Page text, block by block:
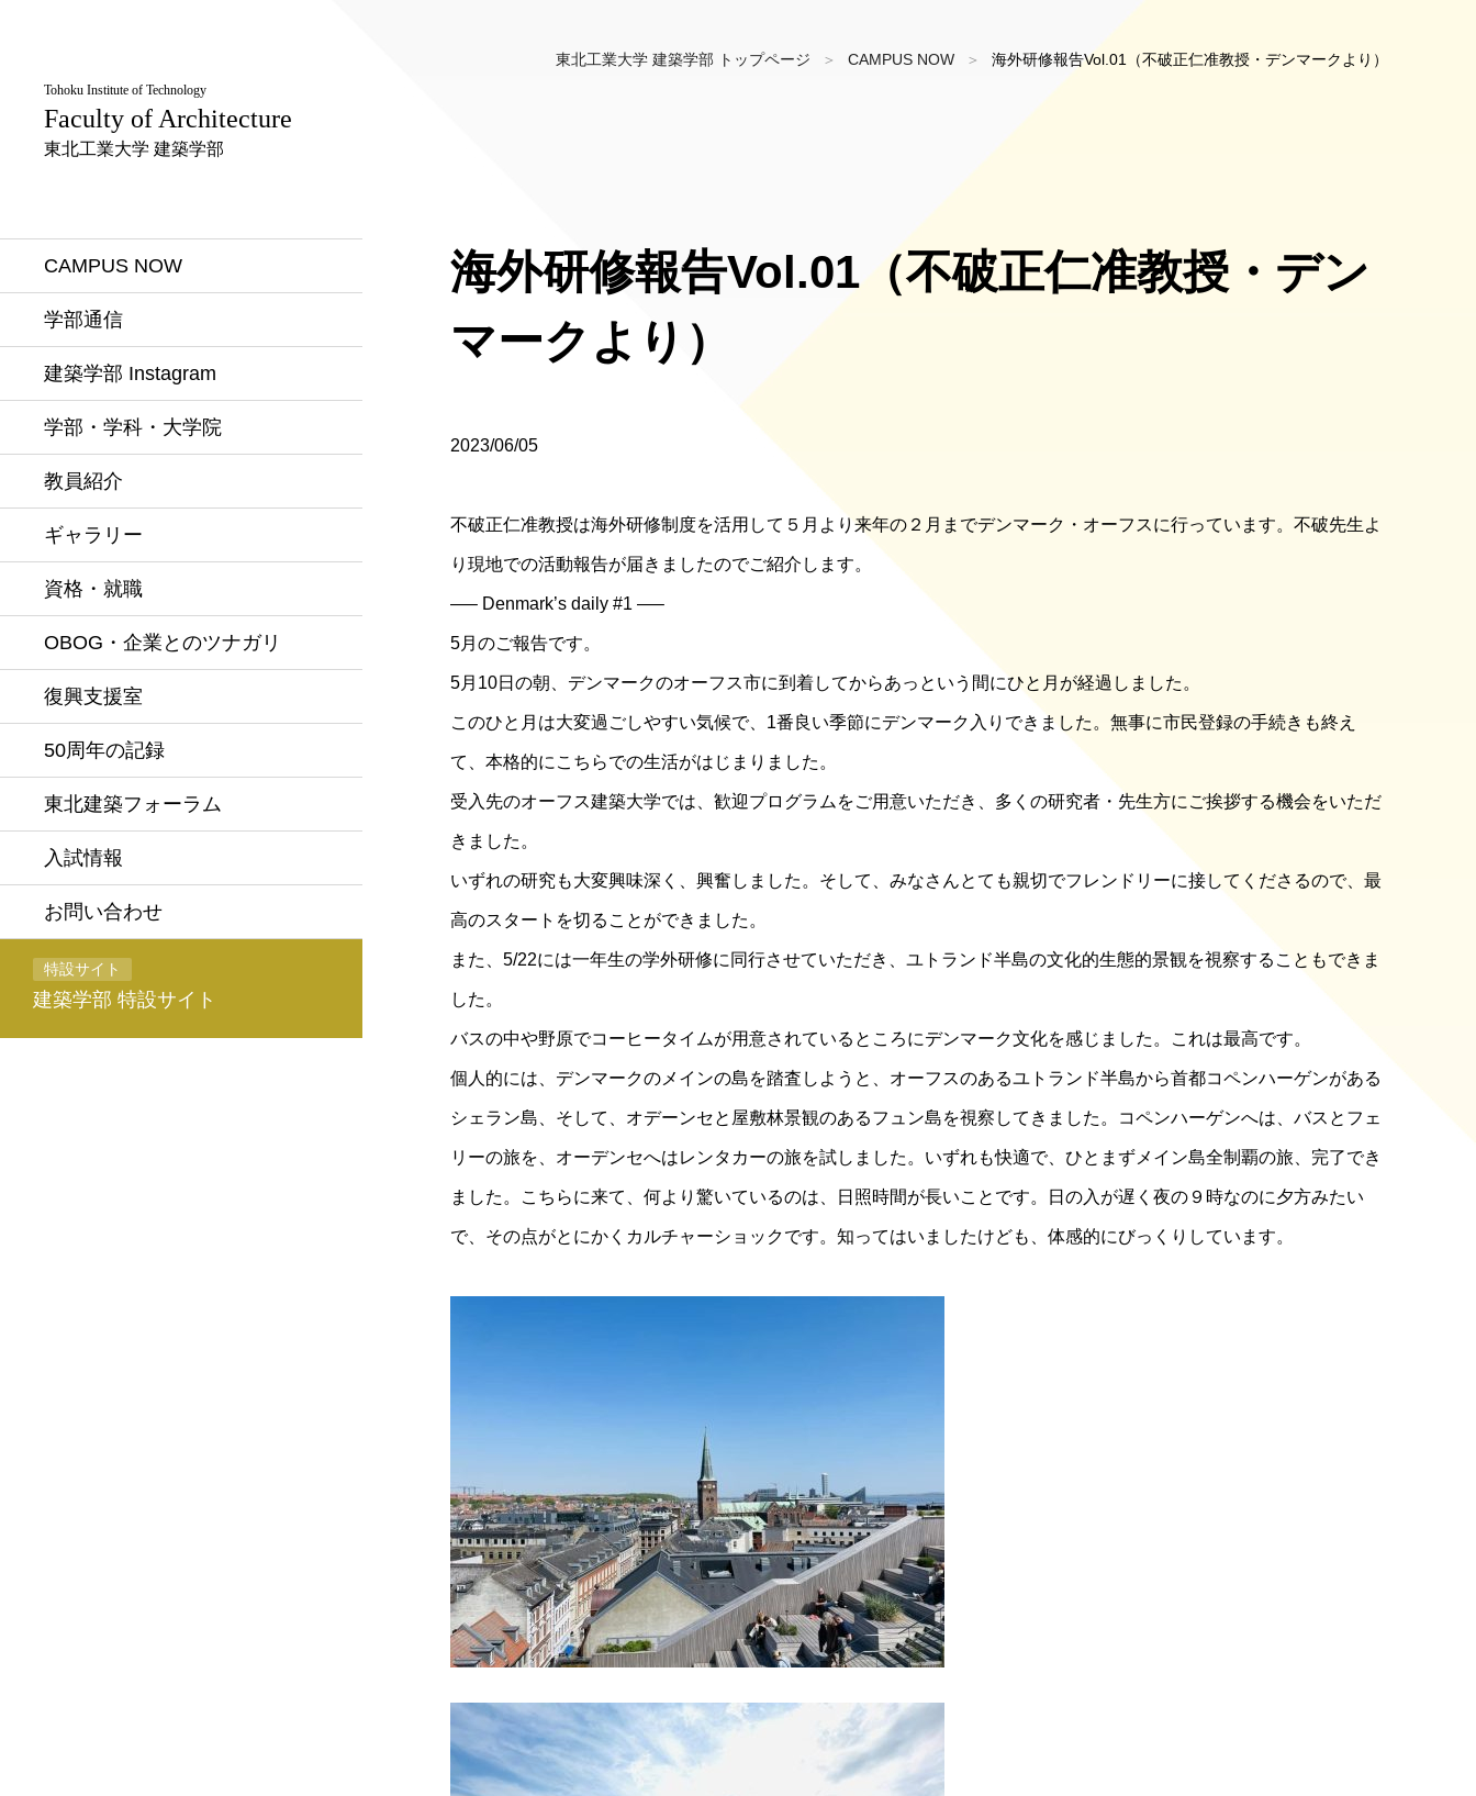
Tohoku Institute of Technology
Faculty of Architecture
東北工業大学 建築学部
CAMPUS NOW
学部通信
建築学部 Instagram
学部・学科・大学院
教員紹介
ギャラリー
資格・就職
OBOG・企業とのツナガリ
復興支援室
50周年の記録
東北建築フォーラム
入試情報
お問い合わせ
特設サイト
建築学部 特設サイト
東北工業大学 建築学部 トップページ CAMPUS NOW 海外研修報告Vol.01（不破正仁准教授・デンマークより）
海外研修報告Vol.01（不破正仁准教授・デン
マークより）
2023/06/05
不破正仁准教授は海外研修制度を活用して５月より来年の２月までデンマーク・オーフスに行っています。不破先生よ
り現地での活動報告が届きましたのでご紹介します。
—– Denmark’s daily #1 —–
5月のご報告です。
5月10日の朝、デンマークのオーフス市に到着してからあっという間にひと月が経過しました。
このひと月は大変過ごしやすい気候で、1番良い季節にデンマーク入りできました。無事に市民登録の手続きも終え
て、本格的にこちらでの生活がはじまりました。
受入先のオーフス建築大学では、歓迎プログラムをご用意いただき、多くの研究者・先生方にご挨拶する機会をいただ
きました。
いずれの研究も大変興味深く、興奮しました。そして、みなさんとても親切でフレンドリーに接してくださるので、最
高のスタートを切ることができました。
また、5/22には一年生の学外研修に同行させていただき、ユトランド半島の文化的生態的景観を視察することもできま
した。
バスの中や野原でコーヒータイムが用意されているところにデンマーク文化を感じました。これは最高です。
個人的には、デンマークのメインの島を踏査しようと、オーフスのあるユトランド半島から首都コペンハーゲンがある
シェラン島、そして、オデーンセと屋敷林景観のあるフュン島を視察してきました。コペンハーゲンへは、バスとフェ
リーの旅を、オーデンセへはレンタカーの旅を試しました。いずれも快適で、ひとまずメイン島全制覇の旅、完了でき
ました。こちらに来て、何より驚いているのは、日照時間が長いことです。日の入が遅く夜の９時なのに夕方みたい
で、その点がとにかくカルチャーショックです。知ってはいましたけども、体感的にびっくりしています。